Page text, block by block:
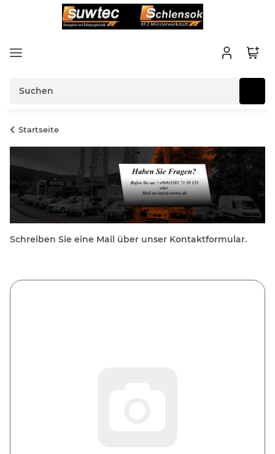
Startseite
Schreiben Sie eine Mail über unser Kontaktformular.